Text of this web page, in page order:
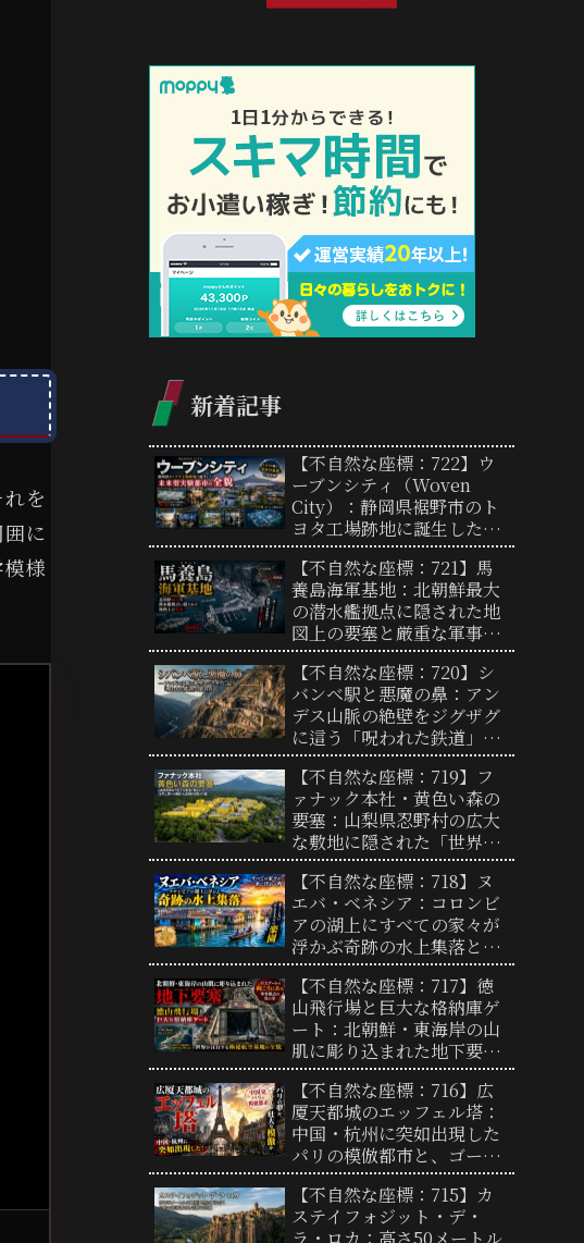
を
に
様
新着記事
【不自然な座標：722】ウ
ーブンシティ（Woven
City）：静岡県裾野市のト
ヨタ工場跡地に誕生した未
来型実験都市の全貌と「リ
アルな街」の謎
【不自然な座標：721】馬
養島海軍基地：北朝鮮最大
の潜水艦拠点に隠された地
図上の要塞と厳重な軍事境
界線の実態
【不自然な座標：720】シ
バンベ駅と悪魔の鼻：アン
デス山脈の絶壁をジグザグ
に這う「呪われた鉄道」の
終着点と驚異の地形
【不自然な座標：719】フ
ァナック本社・黄色い森の
要塞：山梨県忍野村の広大
な敷地に隠された「世界工
場の心臓部」と圧倒的支配
力の謎
【不自然な座標：718】ヌ
エバ・ベネシア：コロンビ
アの湖上にすべての家々が
浮かぶ奇跡の水上集落と、
過酷な自然を生き抜く人々
の歴史
【不自然な座標：717】徳
山飛行場と巨大な格納庫ゲ
ート：北朝鮮・東海岸の山
肌に彫り込まれた地下要塞
と奇妙なループ状誘導路の
謎
【不自然な座標：716】広
厦天都城のエッフェル塔：
中国・杭州に突如出現した
パリの模倣都市と、ゴース
トタウンから変貌を遂げた
現在地
【不自然な座標：715】カ
ステイフォジット・デ・
ラ・ロカ：高さ50メートル